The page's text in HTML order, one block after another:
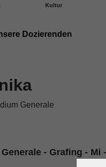
Kultur
Dozierenden
Generale
- Grafing - Mi